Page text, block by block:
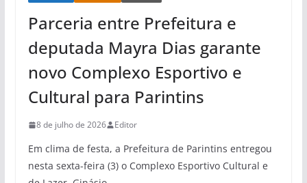
Parceria entre Prefeitura e
deputada Mayra Dias garante
novo Complexo Esportivo e
Cultural para Parintins
8 de julho de 2026 Editor
Em clima de festa, a Prefeitura de Parintins entregou
nesta sexta-feira (3) o Complexo Esportivo Cultural e